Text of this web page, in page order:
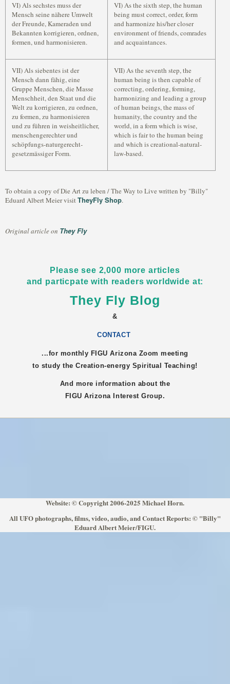
VI) Als sechstes muss der
Mensch seine nähere Umwelt
der Freunde, Kameraden und
Bekannten korrigieren, ordnen,
formen, und harmonisieren.
VI) As the sixth step, the human
being must correct, order, form
and harmonize his/her closer
environment of friends, comrades
and acquaintances.
VII) Als siebentes ist der
Mensch dann fähig, eine
Gruppe Menschen, die Masse
Menschheit, den Staat und die
Welt zu korrigieren, zu ordnen,
zu formen, zu harmonisieren
und zu führen in weisheitlicher,
menschengerechter und
schöpfungs-naturgerecht-
gesetzmässiger Form.
VII) As the seventh step, the
human being is then capable of
correcting, ordering, forming,
harmonizing and leading a group
of human beings, the mass of
humanity, the country and the
world, in a form which is wise,
which is fair to the human being
and which is creational-natural-
law-based.
To obtain a copy of Die Art zu leben / The Way to Live written by "Billy"
Eduard Albert Meier visitTheyFly Shop.
Original article on They Fly
Please see 2,000 more articles
and particpate with readers worldwide at:
They Fly Blog
&
CONTACT
...for monthly FIGUArizona Zoom meeting
to study the Creation-energy Spiritual Teaching!
And more information about the
FIGUArizonaInterest Group.
Website: © Copyright 2006-2025 Michael Horn.
All UFO photographs, films, video, audio, and Contact Reports: © "Billy"
Eduard Albert Meier/FIGU.